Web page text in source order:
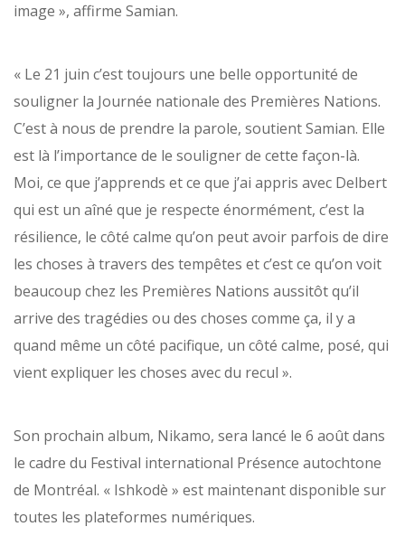
image », affirme Samian.
« Le 21 juin c’est toujours une belle opportunité de
souligner la Journée nationale des Premières Nations.
C’est à nous de prendre la parole, soutient Samian. Elle
est là l’importance de le souligner de cette façon-là.
Moi, ce que j’apprends et ce que j’ai appris avec Delbert
qui est un aîné que je respecte énormément, c’est la
résilience, le côté calme qu’on peut avoir parfois de dire
les choses à travers des tempêtes et c’est ce qu’on voit
beaucoup chez les Premières Nations aussitôt qu’il
arrive des tragédies ou des choses comme ça, il y a
quand même un côté pacifique, un côté calme, posé, qui
vient expliquer les choses avec du recul ».
Son prochain album, Nikamo, sera lancé le 6 août dans
le cadre du Festival international Présence autochtone
de Montréal. « Ishkodè » est maintenant disponible sur
toutes les plateformes numériques.